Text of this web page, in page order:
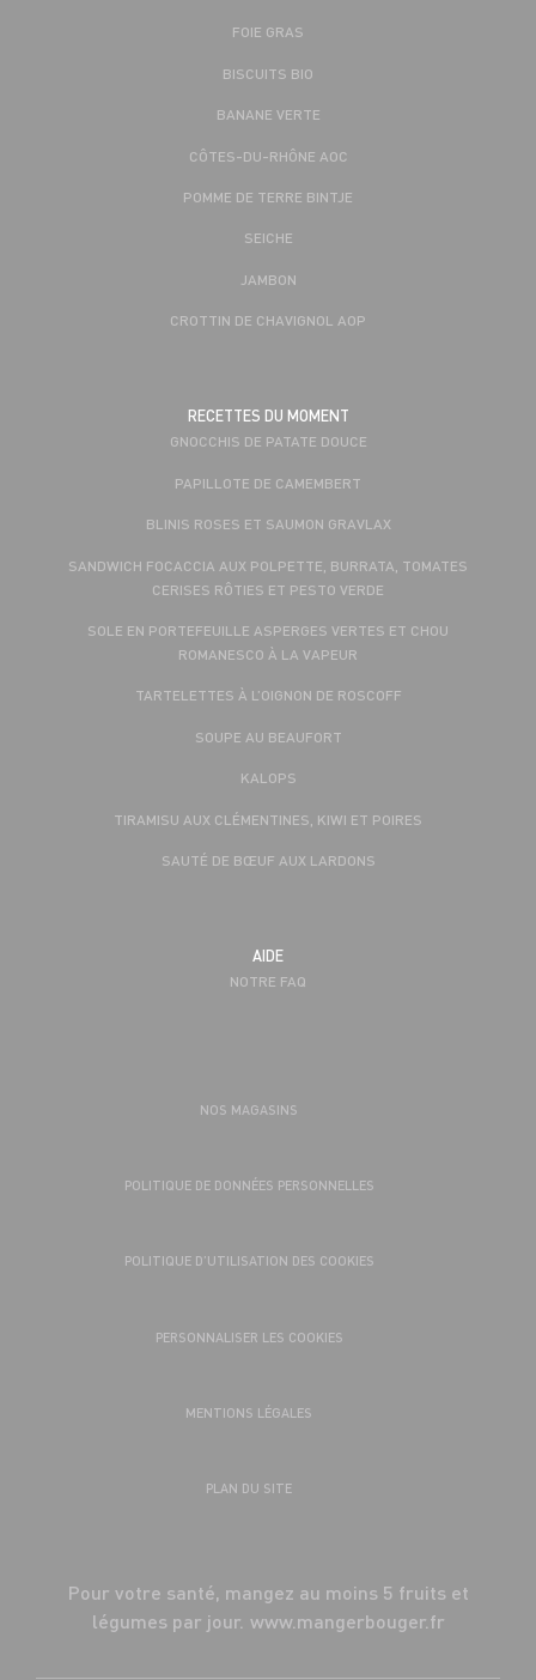
FOIE GRAS
BISCUITS BIO
BANANE VERTE
CÔTES-DU-RHÔNE AOC
POMME DE TERRE BINTJE
SEICHE
JAMBON
CROTTIN DE CHAVIGNOL AOP
RECETTES DU MOMENT
GNOCCHIS DE PATATE DOUCE
PAPILLOTE DE CAMEMBERT
BLINIS ROSES ET SAUMON GRAVLAX
SANDWICH FOCACCIA AUX POLPETTE, BURRATA, TOMATES
CERISES RÔTIES ET PESTO VERDE
SOLE EN PORTEFEUILLE ASPERGES VERTES ET CHOU
ROMANESCO À LA VAPEUR
TARTELETTES À L’OIGNON DE ROSCOFF
SOUPE AU BEAUFORT
KALOPS
TIRAMISU AUX CLÉMENTINES, KIWI ET POIRES
SAUTÉ DE BŒUF AUX LARDONS
AIDE
NOTRE FAQ
NOS MAGASINS
POLITIQUE DE DONNÉES PERSONNELLES
POLITIQUE D’UTILISATION DES COOKIES
PERSONNALISER LES COOKIES
MENTIONS LÉGALES
PLAN DU SITE
Pour votre santé, mangez au moins 5 fruits et
légumes par jour. www.mangerbouger.fr